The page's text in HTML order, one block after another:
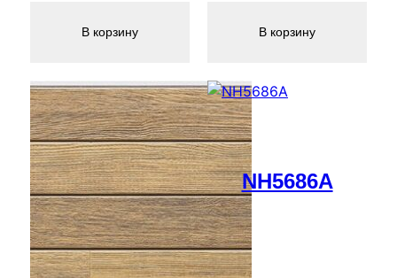
В корзину В корзину
NH5686A